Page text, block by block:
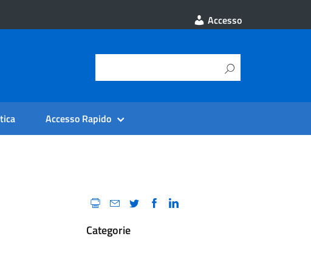
Accesso
Accesso Rapido
Categorie